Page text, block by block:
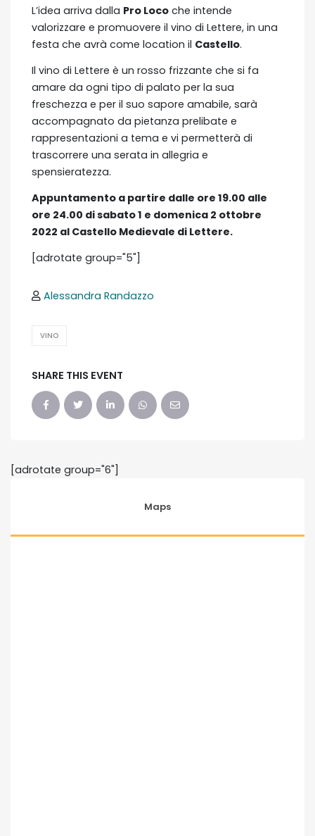
L’idea arriva dalla Pro Loco che intende
valorizzare e promuovere il vino di Lettere, in una
festa che avrà come location il Castello.
Il vino di Lettere è un rosso frizzante che si fa
amare da ogni tipo di palato per la sua
freschezza e per il suo sapore amabile, sarà
accompagnato da pietanza prelibate e
rappresentazioni a tema e vi permetterà di
trascorrere una serata in allegria e
spensieratezza.
Appuntamento a partire dalle ore 19.00 alle
ore 24.00 di sabato 1 e domenica 2 ottobre
2022 al Castello Medievale di Lettere.
[adrotate group="5"]
Alessandra Randazzo
VINO
SHARE THIS EVENT
[adrotate group="6"]
Maps